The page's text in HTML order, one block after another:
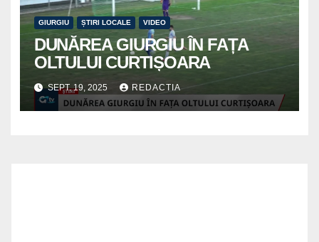
GIURGIU ȘTIRI LOCALE VIDEO
DUNĂREA GIURGIU ÎN FAȚA
OLTULUI CURTIȘOARA
SEPT. 19, 2025 REDACTIA